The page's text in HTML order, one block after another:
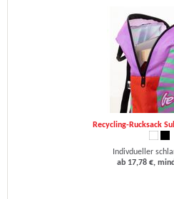
Recycling-Rucksack
Indivdueller
ab 17,78 €,